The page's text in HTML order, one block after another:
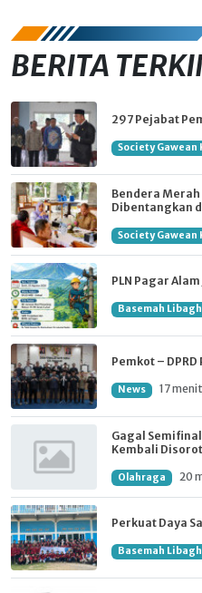
BERITA
297 Pejabat
Society Gawean
Bendera
Dibentangkan
Society Gawean
PLN Pagar
Basemah Libagh
Pemkot –
News 17 menit
Gagal
Kembali Disorot
Olahraga 20
Perkuat Daya
Basemah Libagh